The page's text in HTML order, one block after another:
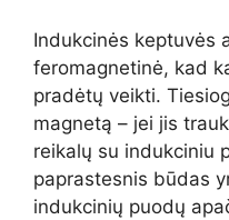
Indukcinės keptuvės
feromagnetinė, kad
pradėtų veikti.
magnetą – jei jis
reikalų su indukciniu
paprastesnis būdas
indukcinių puodų